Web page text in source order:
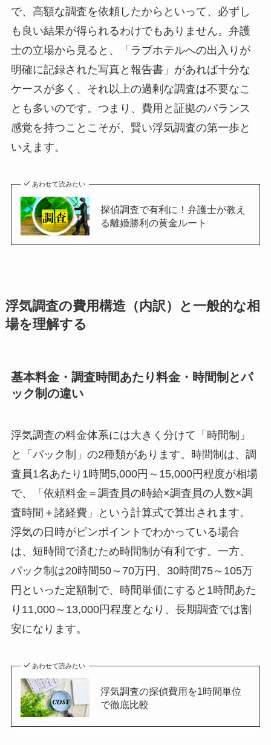
で、高額な調査を依頼したからといって、必ずし
も良い結果が得られるわけでもありません。弁護
士の立場から見ると、「ラブホテルへの出入りが
明確に記録された写真と報告書」があれば十分な
ケースが多く、それ以上の過剰な調査は不要なこ
とも多いのです。つまり、費用と証拠のバランス
感覚を持つことこそが、賢い浮気調査の第一歩と
いえます。
あわせて読みたい
探偵調査で有利に！弁護士が教え
る離婚勝利の黄金ルート
浮気調査の費用構造（内訳）と一般的な相
場を理解する
基本料金・調査時間あたり料金・時間制とパ
ック制の違い
浮気調査の料金体系には大きく分けて「時間制」
と「パック制」の2種類があります。時間制は、調
査員1名あたり1時間5,000円～15,000円程度が相場
で、「依頼料金＝調査員の時給×調査員の人数×調
査時間＋諸経費」という計算式で算出されます。
浮気の日時がピンポイントでわかっている場合
は、短時間で済むため時間制が有利です。一方、
パック制は20時間50～70万円、30時間75～105万
円といった定額制で、時間単価にすると1時間あた
り11,000～13,000円程度となり、長期調査では割
安になります。
あわせて読みたい
浮気調査の探偵費用を1時間単位
で徹底比較